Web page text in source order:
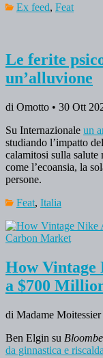
Ex feed, Feat
Le ferite
un’alluvione
di Omotto • 30 Ott
Su Internazionale un
studiando l’impatto
calamitosi sulla salute
come l’ecoansia, la
persone.
Feat, Italia
How Vintage
a $700
di Madame Moitessier
Ben Elgin su
da ginnastica e